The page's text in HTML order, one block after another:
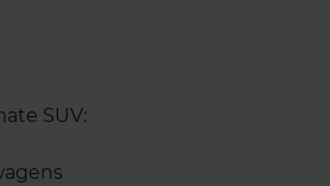
SUV: